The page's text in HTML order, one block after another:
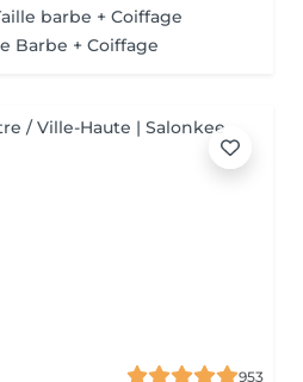
barbe + Coiffage
Barbe + Coiffage
953